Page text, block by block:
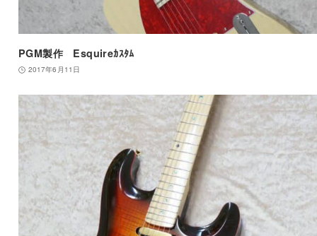
PGM製作 Esquireｶｽﾀﾑ
2017年6月11日